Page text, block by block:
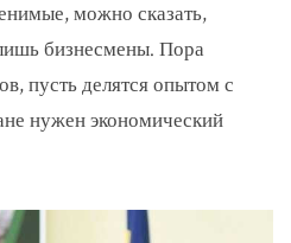
можно сказать,
бизнесмены. Пора
пусть делятся опытом с
нужен экономический